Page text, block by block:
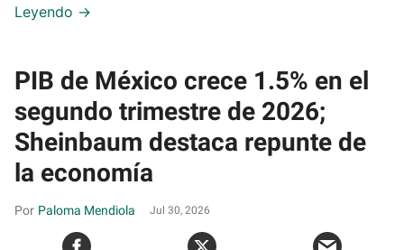
PIB de México crece 1.5% en el
segundo trimestre de 2026;
Sheinbaum destaca repunte de
la economía
Paloma Mendiola Jul 30, 2026